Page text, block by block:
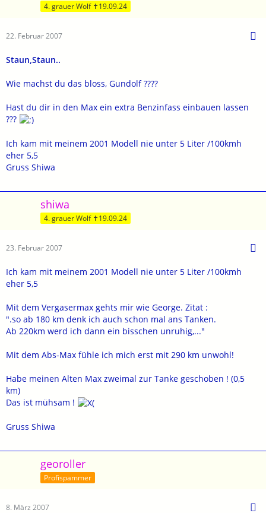
4. grauer Wolf ✝19.09.24
22. Februar 2007
Staun,Staun..
Wie machst du das bloss, Gundolf ????
Hast du dir in den Max ein extra Benzinfass einbauen lassen
???
Ich kam mit meinem 2001 Modell nie unter 5 Liter /100kmh
eher 5,5
Gruss Shiwa
shiwa
4. grauer Wolf ✝19.09.24
23. Februar 2007
Ich kam mit meinem 2001 Modell nie unter 5 Liter /100kmh
eher 5,5
Mit dem Vergasermax gehts mir wie George. Zitat :
".so ab 180 km denk ich auch schon mal ans Tanken.
Ab 220km werd ich dann ein bisschen unruhig,..."
Mit dem Abs-Max fühle ich mich erst mit 290 km unwohl!
Habe meinen Alten Max zweimal zur Tanke geschoben ! (0,5
km)
Das ist mühsam !
Gruss Shiwa
georoller
Profispammer
8. März 2007